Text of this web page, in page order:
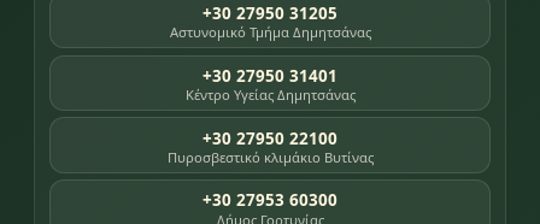
+30 27950 31205
Αστυνομικό Τμήμα Δημητσάνας
+30 27950 31401
Κέντρο Υγείας Δημητσάνας
+30 27950 22100
Πυροσβεστικό κλιμάκιο Βυτίνας
+30 27953 60300
Δήμος Γορτυνίας